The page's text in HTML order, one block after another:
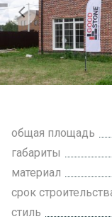
общая площадь
габариты
материал
срок
стиль